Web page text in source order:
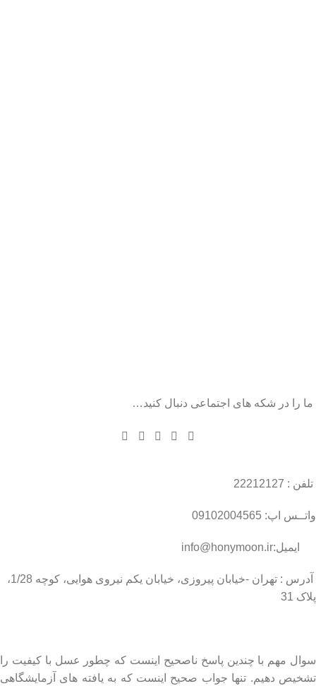
ما را در شکه های اجتماعی دنبال کنید…
تلفن : 22212127
واتــس اپ: 09102004565
ایمیل:info@honymoon.ir
آدرس : تهران -خیابان پیروزی، خیابان یکم نیروی هوایی، کوچه 1/28،
پلاک 31
سوال مهم با چندین پاسخ ناصحیح اینست که چطور عسل با کیفیت را
تشخیص دهیم. تنها جواب صحیح اینست که به یافته های آزمایشگاهی